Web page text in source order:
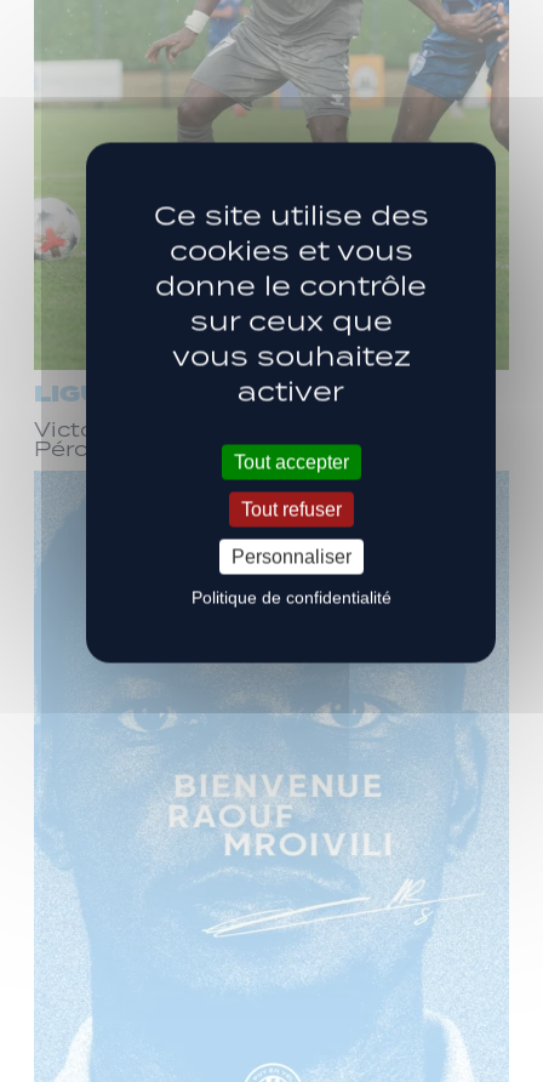
LIGUE 3
Victoire face à Bourg-en-Bresse
Péronnas (1-0)
Ce site utilise des
cookies et vous
donne le contrôle
sur ceux que
vous souhaitez
activer
Tout accepter
Tout refuser
Personnaliser
Politique de confidentialité